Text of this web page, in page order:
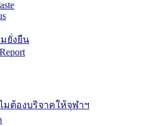
ยั่งยืน
มต้องบริจาคให้จุฬาฯ